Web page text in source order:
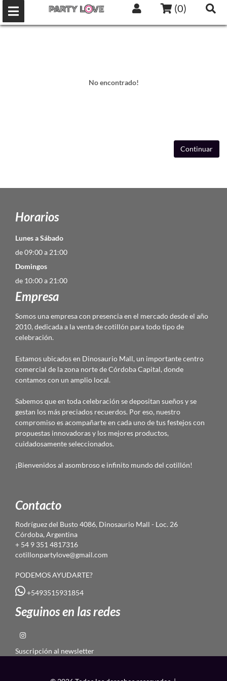
(0)
No encontrado!
Continuar
Horarios
Lunes a Sábado
de 09:00 a 21:00
Domingos
de 10:00 a 21:00
Empresa
Somos una empresa con presencia en el mercado desde el año
2010, dedicada a la venta de cotillón para todo tipo de
celebración.
Estamos ubicados en Dinosaurio Mall, un importante centro
comercial de la zona norte de Córdoba Capital, donde
contamos con un amplio local.
Sabemos que en toda celebración se depositan sueños y se
gestan los más preciados recuerdos. Por eso, nuestro
compromiso es acompañarte en cada uno de tus festejos con
propuestas innovadoras y los mejores productos,
cuidadosamente seleccionados.
¡Bienvenidos al asombroso e infinito mundo del cotillón!
Contacto
Rodríguez del Busto 4086, Dinosaurio Mall - Loc. 26
Córdoba, Argentina
+ 54 9 351 4817316
cotillonpartylove@gmail.com
PODEMOS AYUDARTE?
+5493515931854
Seguinos en las redes
Suscripción al newsletter